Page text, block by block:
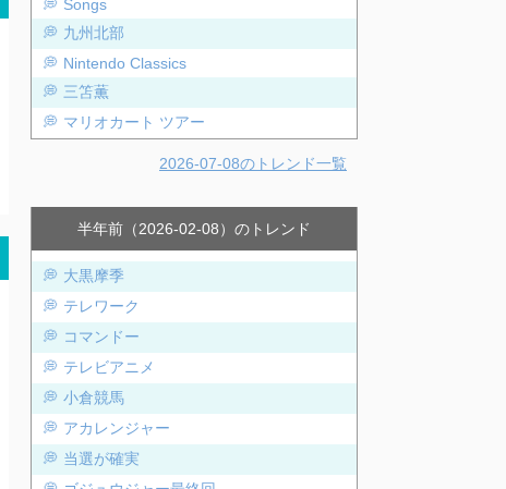
Songs
九州北部
Nintendo Classics
三笘薫
マリオカート ツアー
2026-07-08のトレンド一覧
半年前（2026-02-08）のトレンド
大黒摩季
テレワーク
コマンドー
テレビアニメ
小倉競馬
アカレンジャー
当選が確実